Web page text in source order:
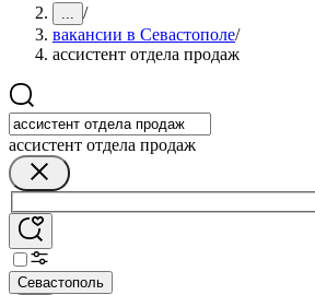
... /
вакансии в Севастополе/
ассистент отдела продаж
ассистент отдела продаж
Севастополь